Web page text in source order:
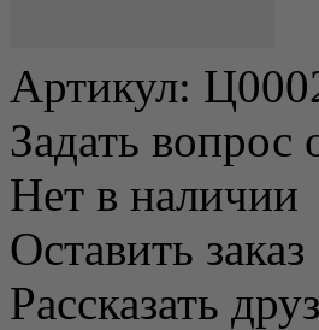
Артикул:
Задать вопрос
Нет в наличии
Оставить заказ
Рассказать